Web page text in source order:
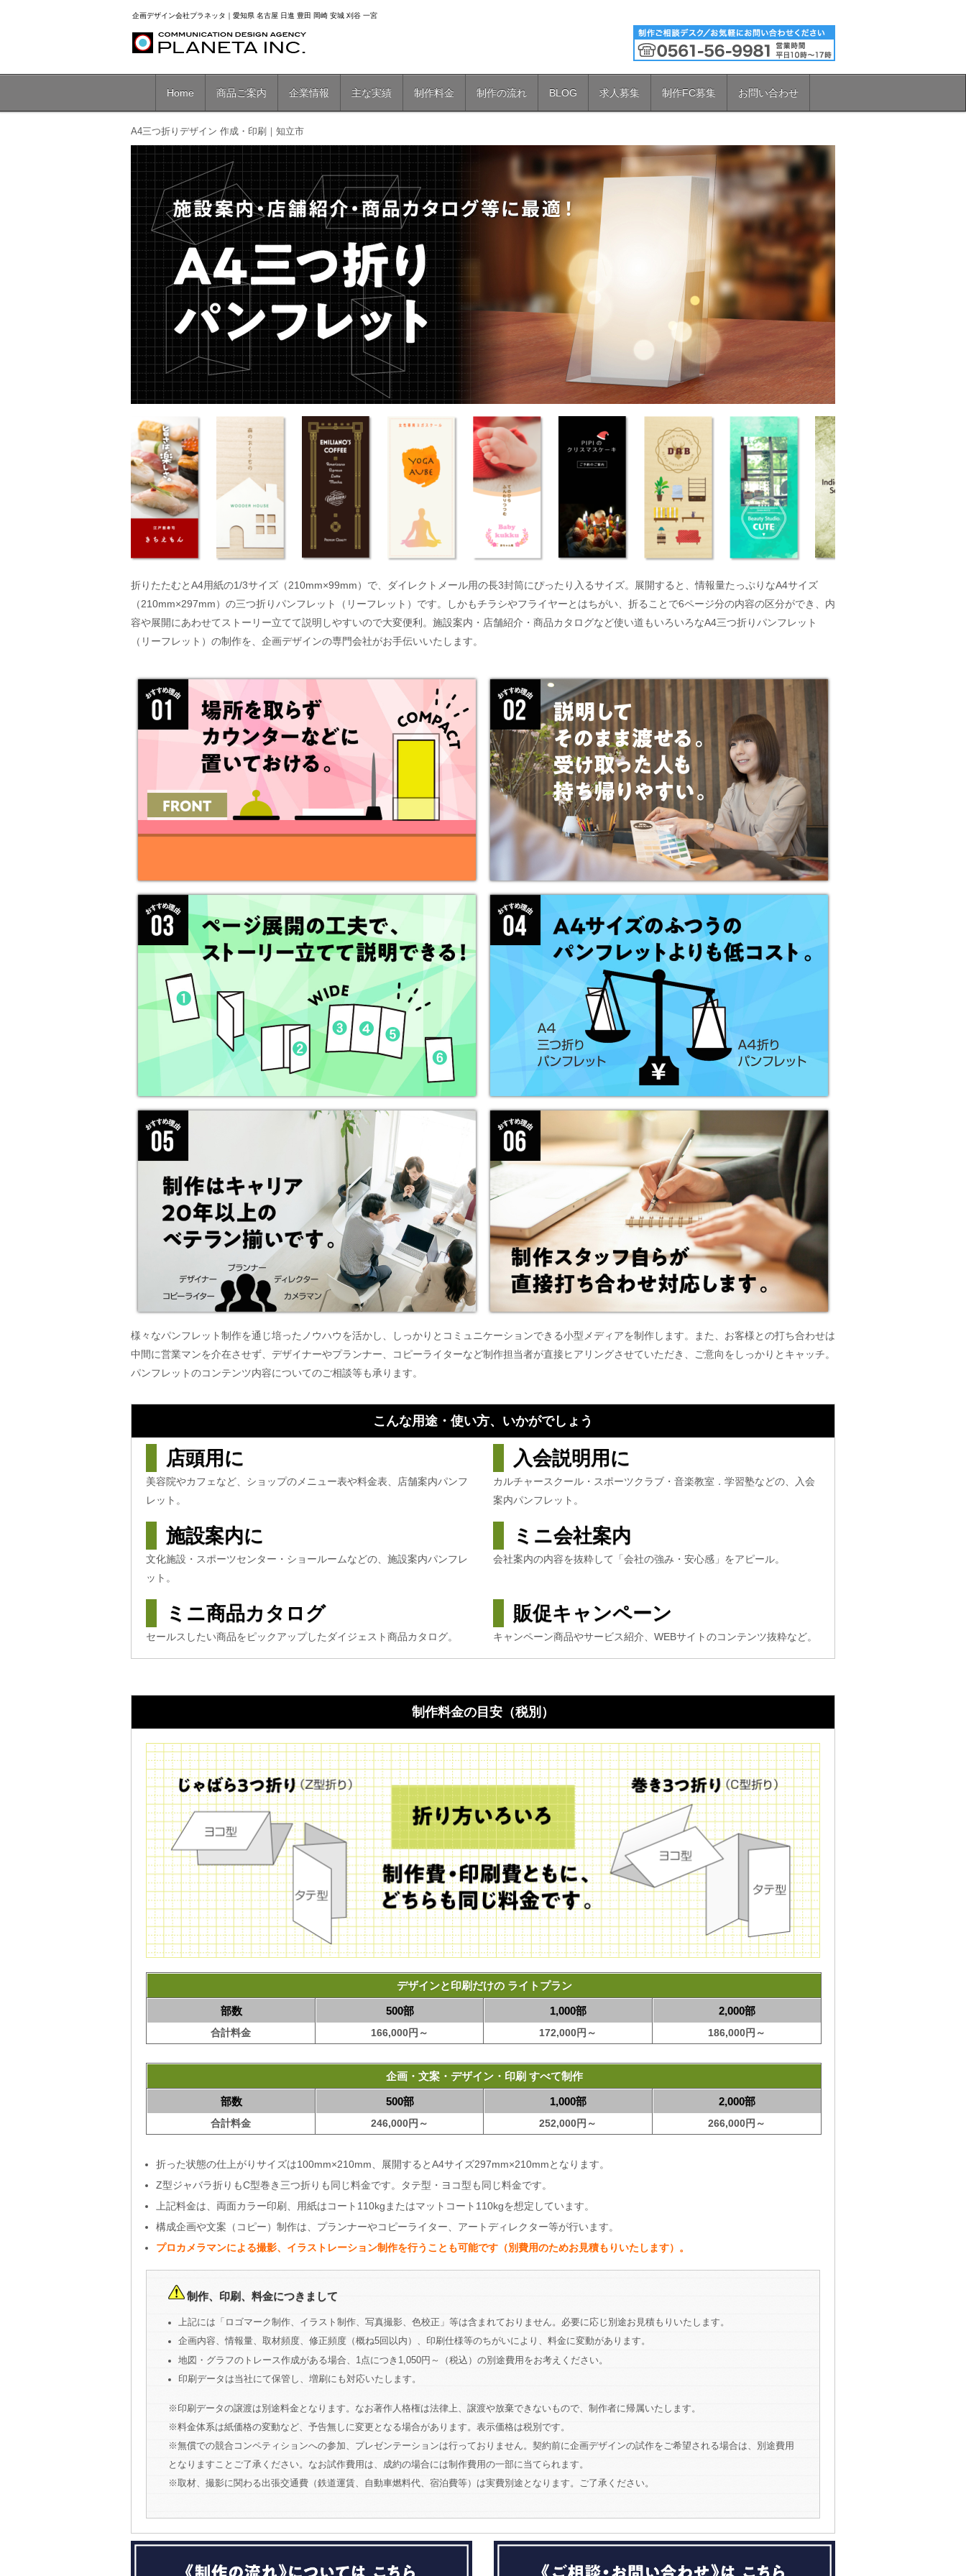
企画デザイン会社プラネッタ｜愛知県 名古屋 日進 豊田 岡崎 安城 刈谷 一宮
Home 商品ご案内 企業情報 主な実績 制作料金 制作の流れ BLOG 求人募集 制作FC募集 お問い合わせ
A4三つ折りデザイン 作成・印刷｜知立市
折りたたむとA4用紙の1/3サイズ（210mm×99mm）で、ダイレクトメール用の長3封筒にぴったり入るサイズ。展開すると、情報量たっぷりなA4サイズ
（210mm×297mm）の三つ折りパンフレット（リーフレット）です。しかもチラシやフライヤーとはちがい、折ることで6ページ分の内容の区分ができ、内
容や展開にあわせてストーリー立てて説明しやすいので大変便利。施設案内・店舗紹介・商品カタログなど使い道もいろいろなA4三つ折りパンフレット
（リーフレット）の制作を、企画デザインの専門会社がお手伝いいたします。
様々なパンフレット制作を通じ培ったノウハウを活かし、しっかりとコミュニケーションできる小型メディアを制作します。また、お客様との打ち合わせは
中間に営業マンを介在させず、デザイナーやプランナー、コピーライターなど制作担当者が直接ヒアリングさせていただき、ご意向をしっかりとキャッチ。
パンフレットのコンテンツ内容についてのご相談等も承ります。
こんな用途・使い方、いかがでしょう
店頭用に
美容院やカフェなど、ショップのメニュー表や料金表、店舗案内パンフ
レット。
入会説明用に
カルチャースクール・スポーツクラブ・音楽教室．学習塾などの、入会
案内パンフレット。
施設案内に
文化施設・スポーツセンター・ショールームなどの、施設案内パンフレ
ット。
ミニ会社案内
会社案内の内容を抜粋して「会社の強み・安心感」をアピール。
ミニ商品カタログ
セールスしたい商品をピックアップしたダイジェスト商品カタログ。
販促キャンペーン
キャンペーン商品やサービス紹介、WEBサイトのコンテンツ抜粋など。
制作料金の目安（税別）
デザインと印刷だけの ライトプラン
部数
合計料金
500部
166,000円～
1,000部
172,000円～
2,000部
186,000円～
企画・文案・デザイン・印刷 すべて制作
部数
合計料金
500部
246,000円～
1,000部
252,000円～
2,000部
266,000円～
折った状態の仕上がりサイズは100mm×210mm、展開するとA4サイズ297mm×210mmとなります。
Z型ジャバラ折りもC型巻き三つ折りも同じ料金です。タテ型・ヨコ型も同じ料金です。
上記料金は、両面カラー印刷、用紙はコート110kgまたはマットコート110kgを想定しています。
構成企画や文案（コピー）制作は、プランナーやコピーライター、アートディレクター等が行います。
プロカメラマンによる撮影、イラストレーション制作を行うことも可能です（別費用のためお見積もりいたします）。
制作、印刷、料金につきまして
上記には「ロゴマーク制作、イラスト制作、写真撮影、色校正」等は含まれておりません。必要に応じ別途お見積もりいたします。
企画内容、情報量、取材頻度、修正頻度（概ね5回以内）、印刷仕様等のちがいにより、料金に変動があります。
地図・グラフのトレース作成がある場合、1点につき1,050円～（税込）の別途費用をお考えください。
印刷データは当社にて保管し、増刷にも対応いたします。
※印刷データの譲渡は別途料金となります。なお著作人格権は法律上、譲渡や放棄できないもので、制作者に帰属いたします。
※料金体系は紙価格の変動など、予告無しに変更となる場合があります。表示価格は税別です。
※無償での競合コンペティションへの参加、プレゼンテーションは行っておりません。契約前に企画デザインの試作をご希望される場合は、別途費用
となりますことご了承ください。なお試作費用は、成約の場合には制作費用の一部に当てられます。
※取材、撮影に関わる出張交通費（鉄道運賃、自動車燃料代、宿泊費等）は実費別途となります。ご了承ください。